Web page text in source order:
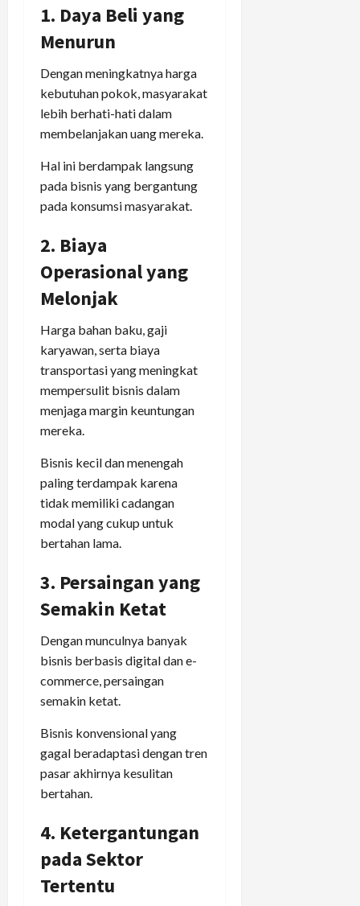
1. Daya Beli yang
Menurun
Dengan meningkatnya harga
kebutuhan pokok, masyarakat
lebih berhati-hati dalam
membelanjakan uang mereka.
Hal ini berdampak langsung
pada bisnis yang bergantung
pada konsumsi masyarakat.
2. Biaya
Operasional yang
Melonjak
Harga bahan baku, gaji
karyawan, serta biaya
transportasi yang meningkat
mempersulit bisnis dalam
menjaga margin keuntungan
mereka.
Bisnis kecil dan menengah
paling terdampak karena
tidak memiliki cadangan
modal yang cukup untuk
bertahan lama.
3. Persaingan yang
Semakin Ketat
Dengan munculnya banyak
bisnis berbasis digital dan e-
commerce, persaingan
semakin ketat.
Bisnis konvensional yang
gagal beradaptasi dengan tren
pasar akhirnya kesulitan
bertahan.
4. Ketergantungan
pada Sektor
Tertentu